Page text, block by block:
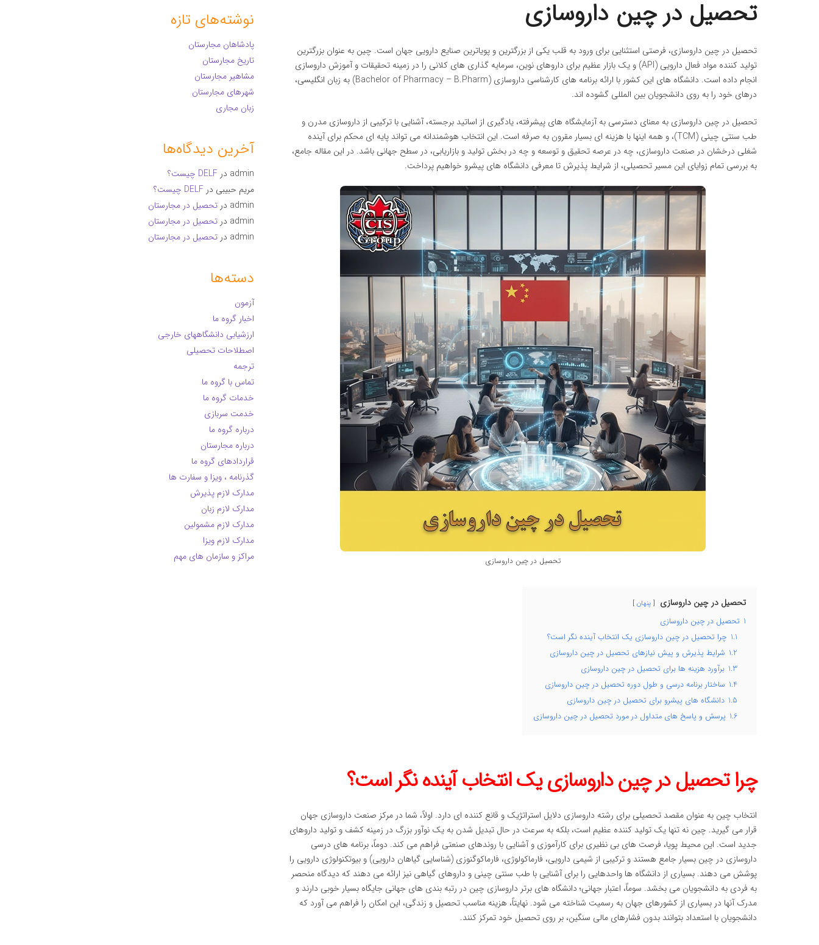
تحصیل در چین داروسازی
تحصیل در چین داروسازی، فرصتی استثنایی برای ورود به قلب یکی از بزرگترین و پویاترین صنایع دارویی جهان است. چین به عنوان بزرگترین
تولید کننده مواد فعال دارویی (API) و یک بازار عظیم برای داروهای نوین، سرمایه گذاری های کلانی را در زمینه تحقیقات و آموزش داروسازی
انجام داده است. دانشگاه های این کشور با ارائه برنامه های کارشناسی داروسازی (Bachelor of Pharmacy – B.Pharm) به زبان انگلیسی،
درهای خود را به روی دانشجویان بین المللی گشوده اند.
تحصیل در چین داروسازی به معنای دسترسی به آزمایشگاه های پیشرفته، یادگیری از اساتید برجسته، آشنایی با ترکیبی از داروسازی مدرن و
طب سنتی چینی (TCM)، و همه اینها با هزینه ای بسیار مقرون به صرفه است. این انتخاب هوشمندانه می تواند پایه ای محکم برای آینده
شغلی درخشان در صنعت داروسازی، چه در عرصه تحقیق و توسعه و چه در بخش تولید و بازاریابی، در سطح جهانی باشد. در این مقاله جامع،
به بررسی تمام زوایای این مسیر تحصیلی، از شرایط پذیرش تا معرفی دانشگاه های پیشرو خواهیم پرداخت.
تحصیل در چین داروسازی
تحصیل در چین داروسازی پنهان
1 تحصیل در چین داروسازی
1.1 چرا تحصیل در چین داروسازی یک انتخاب آینده نگر است؟
1.2 شرایط پذیرش و پیش نیازهای تحصیل در چین داروسازی
1.3 برآورد هزینه ها برای تحصیل در چین داروسازی
1.4 ساختار برنامه درسی و طول دوره تحصیل در چین داروسازی
1.5 دانشگاه های پیشرو برای تحصیل در چین داروسازی
1.6 پرسش و پاسخ های متداول در مورد تحصیل در چین داروسازی
چرا تحصیل در چین داروسازی یک انتخاب آینده نگر است؟
انتخاب چین به عنوان مقصد تحصیلی برای رشته داروسازی دلایل استراتژیک و قانع کننده ای دارد. اولاً، شما در مرکز صنعت داروسازی جهان
قرار می گیرید. چین نه تنها یک تولید کننده عظیم است، بلکه به سرعت در حال تبدیل شدن به یک نوآور بزرگ در زمینه کشف و تولید داروهای
جدید است. این محیط پویا، فرصت های بی نظیری برای کارآموزی و آشنایی با روندهای صنعتی فراهم می کند. دوماً، برنامه های درسی
داروسازی در چین بسیار جامع هستند و ترکیبی از شیمی دارویی، فارماکولوژی، فارماکوگنوزی (شناسایی گیاهان دارویی) و بیوتکنولوژی دارویی را
پوشش می دهند. بسیاری از دانشگاه ها واحدهایی را برای آشنایی با طب سنتی چینی و داروهای گیاهی نیز ارائه می دهند که دیدگاه منحصر
به فردی به دانشجویان می بخشد. سوماً، اعتبار جهانی؛ دانشگاه های برتر داروسازی چین در رتبه بندی های جهانی جایگاه بسیار خوبی دارند و
مدرک آنها در بسیاری از کشورهای جهان به رسمیت شناخته می شود. نهایتاً، هزینه مناسب تحصیل و زندگی، این امکان را فراهم می آورد که
دانشجویان با استعداد بتوانند بدون فشارهای مالی سنگین، بر روی تحصیل خود تمرکز کنند.
نوشته‌های تازه
پادشاهان مجارستان
تاریخ مجارستان
مشاهیر مجارستان
شهرهای مجارستان
زبان مجاری
آخرین دیدگاه‌ها
admin در DELF چیست؟
مریم حبیبی در DELF چیست؟
admin در تحصیل در مجارستان
admin در تحصیل در مجارستان
admin در تحصیل در مجارستان
دسته‌ها
آزمون
اخبار گروه ما
ارزشیابی دانشگاههای خارجی
اصطلاحات تحصیلی
ترجمه
تماس با گروه ما
خدمات گروه ما
خدمت سربازی
درباره گروه ما
درباره مجارستان
قراردادهای گروه ما
گذرنامه ، ویزا و سفارت ها
مدارک لازم پذیرش
مدارک لازم زبان
مدارک لازم مشمولین
مدارک لازم ویزا
مراکز و سازمان های مهم